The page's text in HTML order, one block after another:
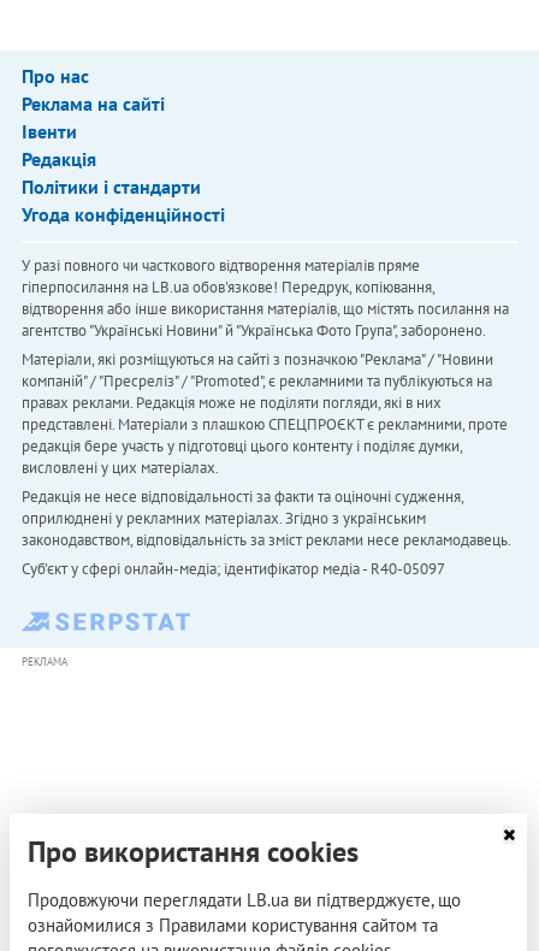
Про нас
Реклама на сайті
Івенти
Редакція
Політики і стандарти
Угода конфіденційності
У разі повного чи часткового відтворення матеріалів пряме
гіперпосилання на LB.ua обов'язкове! Передрук, копіювання,
відтворення або інше використання матеріалів, що містять посилання на
агентство "Українськi Новини" й "Українська Фото Група", заборонено.
Матеріали, які розміщуються на сайті з позначкою "Реклама" / "Новини
компаній" / "Пресреліз" / "Promoted", є рекламними та публікуються на
правах реклами. Редакція може не поділяти погляди, які в них
представлені. Матеріали з плашкою СПЕЦПРОЄКТ є рекламними, проте
редакція бере участь у підготовці цього контенту і поділяє думки,
висловлені у цих матеріалах.
Редакція не несе відповідальності за факти та оціночні судження,
оприлюднені у рекламних матеріалах. Згідно з українським
законодавством, відповідальність за зміст реклами несе рекламодавець.
Cуб'єкт у сфері онлайн-медіа; ідентифікатор медіа - R40-05097
РЕКЛАМА
Про використання cookies
Продовжуючи переглядати LB.ua ви підтверджуєте, що
ознайомилися з Правилами користування сайтом та